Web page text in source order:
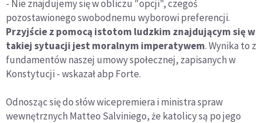
- Nie znajdujemy się w obliczu "opcji", czegoś
pozostawionego swobodnemu wyborowi preferencji.
Przyjście z pomocą istotom ludzkim znajdującym się w
takiej sytuacji jest moralnym imperatywem. Wynika to z
fundamentów naszej umowy społecznej, zapisanych w
Konstytucji - wskazał abp Forte.
Odnosząc się do słów wicepremiera i ministra spraw
wewnętrznych Matteo Salviniego, że katolicy są po jego